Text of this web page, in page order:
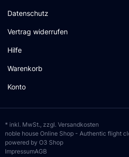
Datenschutz
Vertrag widerrufen
Hilfe
Warenkorb
Konto
* inkl. MwSt., zzgl. Versandkosten
noble house Online Shop - Authentic flight
powered by O3 Shop
ImpressumAGB